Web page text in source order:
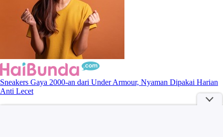
Sneakers Gaya 2000-an dari Under Armour, Nyaman Dipakai Harian
Anti Lecet